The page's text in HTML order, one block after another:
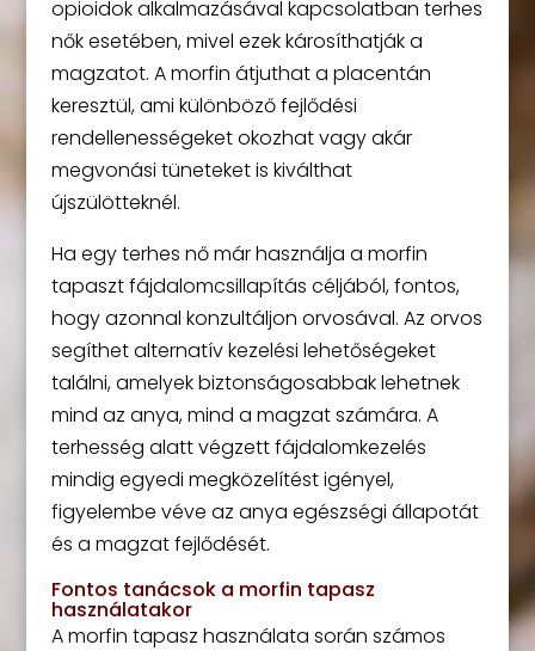
opioidok alkalmazásával kapcsolatban terhes
nők esetében, mivel ezek károsíthatják a
magzatot. A morfin átjuthat a placentán
keresztül, ami különböző fejlődési
rendellenességeket okozhat vagy akár
megvonási tüneteket is kiválthat
újszülötteknél.
Ha egy terhes nő már használja a morfin
tapaszt fájdalomcsillapítás céljából, fontos,
hogy azonnal konzultáljon orvosával. Az orvos
segíthet alternatív kezelési lehetőségeket
találni, amelyek biztonságosabbak lehetnek
mind az anya, mind a magzat számára. A
terhesség alatt végzett fájdalomkezelés
mindig egyedi megközelítést igényel,
figyelembe véve az anya egészségi állapotát
és a magzat fejlődését.
Fontos tanácsok a morfin tapasz
használatakor
A morfin tapasz használata során számos